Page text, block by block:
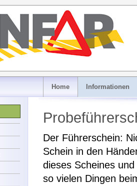
Home Informationen
Der Führerschein:
Schein in den
dieses Scheines
so vielen Dingen